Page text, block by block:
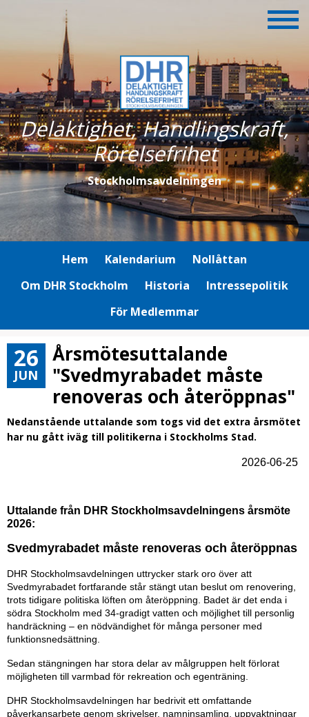
Delaktighet, Handlingskraft,
Rörelsefrihet
Stockholmsavdelningen
Hem Kalendarium
Nollåttan
Om DHR Stockholm
Historia
Intressepolitik
För Medlemmar
26
JUN
Årsmötesuttalande
"Svedmyrabadet måste
renoveras och återöppnas"
Nedanstående uttalande som togs vid det extra årsmötet
har nu gått iväg till politikerna i Stockholms Stad.
2026-06-25
Uttalande från DHR Stockholmsavdelningens årsmöte
2026:
Svedmyrabadet måste renoveras och återöppnas
DHR Stockholmsavdelningen uttrycker stark oro över att
Svedmyrabadet fortfarande står stängt utan beslut om renovering,
trots tidigare politiska löften om återöppning. Badet är det enda i
södra Stockholm med 34-gradigt vatten och möjlighet till personlig
handräckning – en nödvändighet för många personer med
funktionsnedsättning.
Sedan stängningen har stora delar av målgruppen helt förlorat
möjligheten till varmbad för rekreation och egenträning.
DHR Stockholmsavdelningen har bedrivit ett omfattande
påverkansarbete genom skrivelser, namninsamling, uppvaktningar